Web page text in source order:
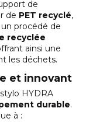
de
de PET recyclé,
un procédé de
recyclée
ainsi une
les déchets.
et innovant
HYDRA
durable.
à :